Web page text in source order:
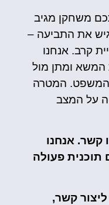
משחקן מגיב
את התביעה –
קרב. אנחנו
המשא ומתן מול
המשפט. המטרה
על המצב
קשר. אנחנו
תוכנית פעולה
קשר,